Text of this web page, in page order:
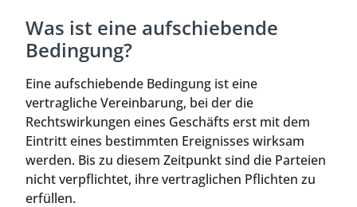
Was ist eine aufschiebende
Bedingung?
Eine aufschiebende Bedingung ist eine
vertragliche Vereinbarung, bei der die
Rechtswirkungen eines Geschäfts erst mit dem
Eintritt eines bestimmten Ereignisses wirksam
werden. Bis zu diesem Zeitpunkt sind die Parteien
nicht verpflichtet, ihre vertraglichen Pflichten zu
erfüllen.